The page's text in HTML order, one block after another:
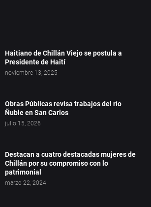
Haitiano de Chillán Viejo se postula a
Presidente de Haití
noviembre 13, 2025
Obras Públicas revisa trabajos del río
Ñuble en San Carlos
julio 15, 2026
Destacan a cuatro destacadas mujeres de
Chillán por su compromiso con lo
patrimonial
marzo 22, 2024